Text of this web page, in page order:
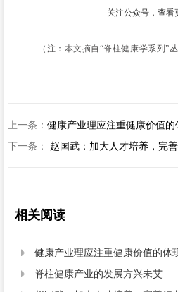
关注公众号，查看
（ 注： 本文摘自“脊柱健康学系列”
上一条： 健康产业理应注重健康价值的
下一条： 赵国武：加大人才培养，完
相关阅读
 健康产业理应注重健康价值的体
 脊柱健康产业的发展方兴未艾